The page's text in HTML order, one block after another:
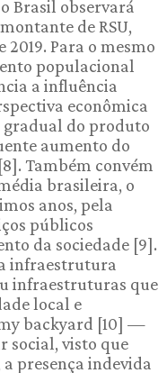
Brasil observará
de RSU,
2019. Para o mesmo
populacional
a influência
econômica
gradual do produto
aumento do
Também convém
brasileira, o
anos, pela
públicos
da sociedade [9].
infraestrutura
infraestruturas que
local e
backyard [10] —
social, visto que
presença indevida